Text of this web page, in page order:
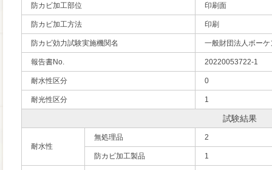
防カビ加工部位 印刷面
防カビ加工方法 印刷
防カビ効力試験実施機関名 一般財団法人ボー
報告書No. 20220053722-1
耐水性区分 0
耐光性区分 1
試験結果
耐水性
無処理品 2
防カビ加工製品 1